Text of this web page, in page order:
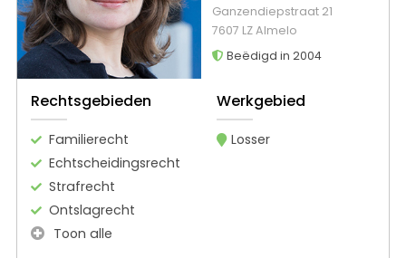
Ganzendiepstraat 21
7607 LZ Almelo
Beëdigd in 2004
Rechtsgebieden
Familierecht
Echtscheidingsrecht
Strafrecht
Ontslagrecht
Toon alle
Werkgebied
Losser